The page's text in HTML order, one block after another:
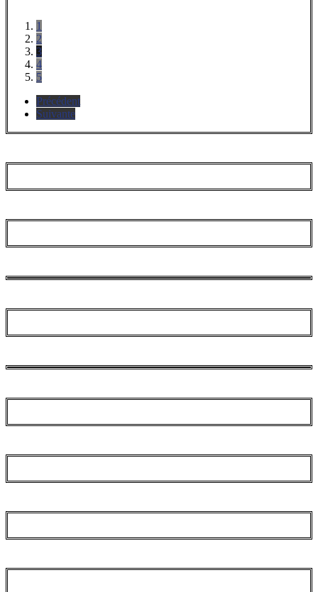
1
2
3
4
5
Précédent
Suivante